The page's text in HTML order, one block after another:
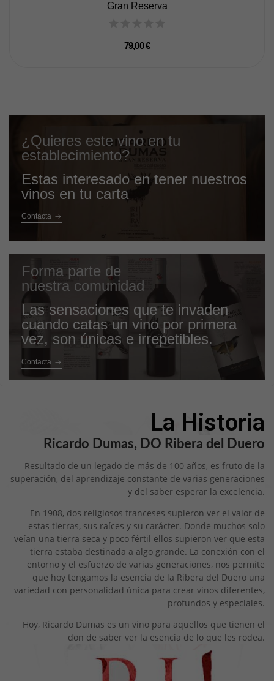
Gran Reserva
79,00 €
¿Quieres este vino en tu
establecimiento?
Estas interesado en tener nuestros
vinos en tu carta
Contacta
Forma parte de
nuestra comunidad
Las sensaciones que te invaden
cuando catas un vino por primera
vez, son únicas e irrepetibles.
Contacta
La Historia
Ricardo Dumas, DO Ribera del Duero
Resultado de un legado de más de 100 años, es fruto de la
superación, del aprendizaje constante de varias generaciones
y del saber esperar la excelencia.
En 1908, dos religiosos franceses supieron ver el valor de
estas tierras, sus raíces y su carácter. Donde muchos solo
veían una tierra seca y poco fértil ellos supieron ver que esta
tierra estaba destinada a algo grande. La conexión con el
entorno y el esfuerzo de varias generaciones, nos permite
que hoy tengamos la esencia de la Ribera del Duero una
variedad con personalidad única para crear vinos diferentes,
profundos y especiales.
Hoy, Ricardo Dumas es un vino para aquellos que tienen el
don de saber ver la esencia de lo que les rodea.